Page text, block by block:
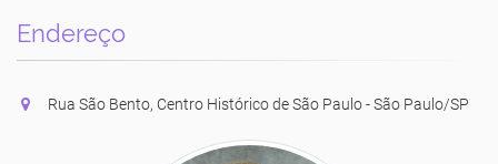
Endereço
Rua São Bento, Centro Histórico de São Paulo - São Paulo/SP